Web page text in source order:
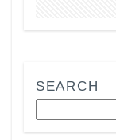
SEARCH